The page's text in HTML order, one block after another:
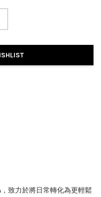
致力於將日常轉化為更輕鬆